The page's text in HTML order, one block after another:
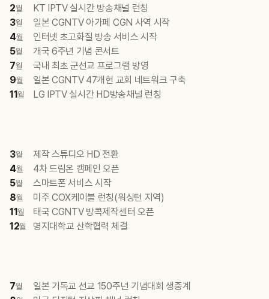
2월
KT IPTV 실시간 방송채널 런칭
3월
일본 CGNTV 아가페 CGN 사역 시작
4월
인터넷 초고화질 방송 서비스 시작
5월
개국 6주년 기념 콘서트
7월
국내 최초 군선교 프로그램 방영
9월
일본 CGNTV 47개현 교회 네트워크 구축
11월 LG IPTV 실시간 HD방송채널 런칭
3월
제작 스튜디오 HD 전환
4월
4차 드림온 캠페인 오픈
5월
스마트폰 서비스 시작
8월
미주 COX케이블 런칭(워싱턴 지역)
11월
태국 CGNTV 방콕제작센터 오픈
12월 명지대학교 산학협력 체결
7월
일본 기독교 선교 150주년 기념대회 생중계